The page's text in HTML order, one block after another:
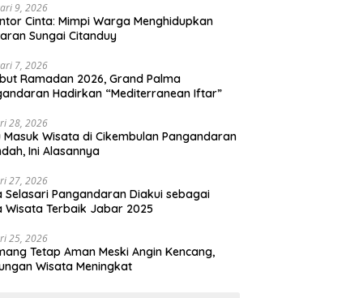
9, 2026
Cinta: Mimpi Warga Menghidupkan
Sungai Citanduy
7, 2026
Ramadan 2026, Grand Palma
Hadirkan “Mediterranean Iftar”
28, 2026
Masuk Wisata di Cikembulan Pangandaran
Ini Alasannya
27, 2026
Selasari Pangandaran Diakui sebagai
Wisata Terbaik Jabar 2025
25, 2026
Tetap Aman Meski Angin Kencang,
Wisata Meningkat